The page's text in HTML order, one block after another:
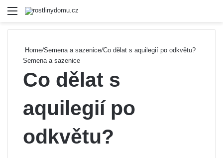
Menu
Home/Semena a sazenice/Co dělat s aquilegií po odkvětu?
Semena a sazenice
Co dělat s
aquilegií po
odkvětu?